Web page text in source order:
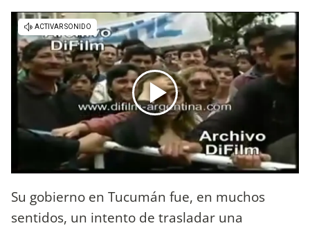
Su gobierno en Tucumán fue, en muchos
sentidos, un intento de trasladar una